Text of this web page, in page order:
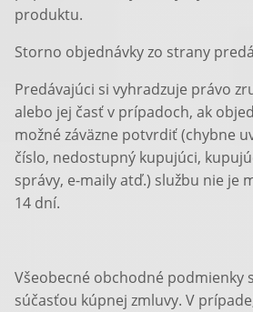
produktu.
Storno objednávky zo strany
Predávajúci si vyhradzuje právo
alebo jej časť v prípadoch, ak
možné záväzne potvrdiť (chybne
číslo, nedostupný kupujúci,
správy, e-maily atď.) službu nie je
14 dní.
Všeobecné obchodné podmienky
súčasťou kúpnej zmluvy. V